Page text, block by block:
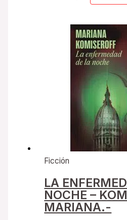
Ficción
LA
NOCHE –
MARIANA.-